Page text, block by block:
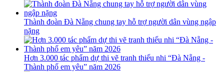
Thành đoàn Đà Nẵng chung tay hỗ trợ người dân vùng ngập
nặng
Hơn 3.000 tác phẩm dự thi vẽ tranh thiếu nhi “Đà Nẵng -
Thành phố em yêu” năm 2026